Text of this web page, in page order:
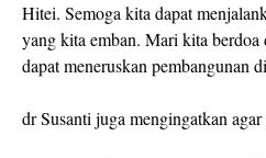
Hitei. Semoga kita dapat
yang kita emban. Mari kita berdoa
dapat meneruskan pembangunan
dr Susanti juga mengingatkan